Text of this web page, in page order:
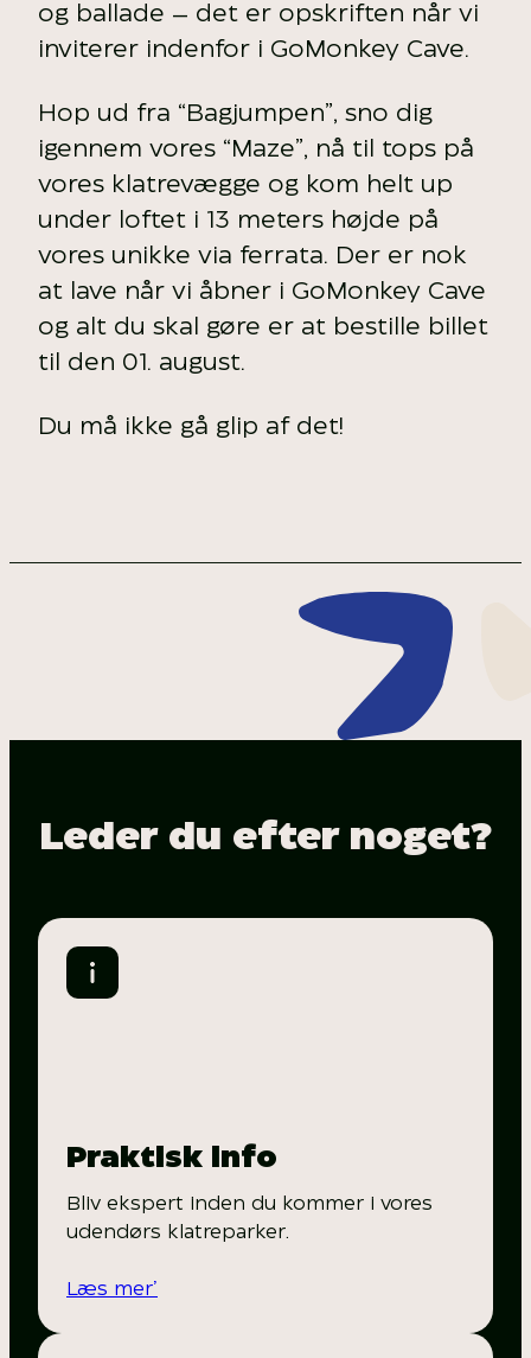
og ballade – det er opskriften når vi
inviterer indenfor i GoMonkey Cave.
Hop ud fra “Bagjumpen”, sno dig
igennem vores “Maze”, nå til tops på
vores klatrevægge og kom helt up
under loftet i 13 meters højde på
vores unikke via ferrata. Der er nok
at lave når vi åbner i GoMonkey Cave
og alt du skal gøre er at bestille billet
til den 01. august.
Du må ikke gå glip af det!
Leder du efter noget?
Praktisk info
Bliv ekspert inden du kommer i vores
udendørs klatreparker.
Læs mer’